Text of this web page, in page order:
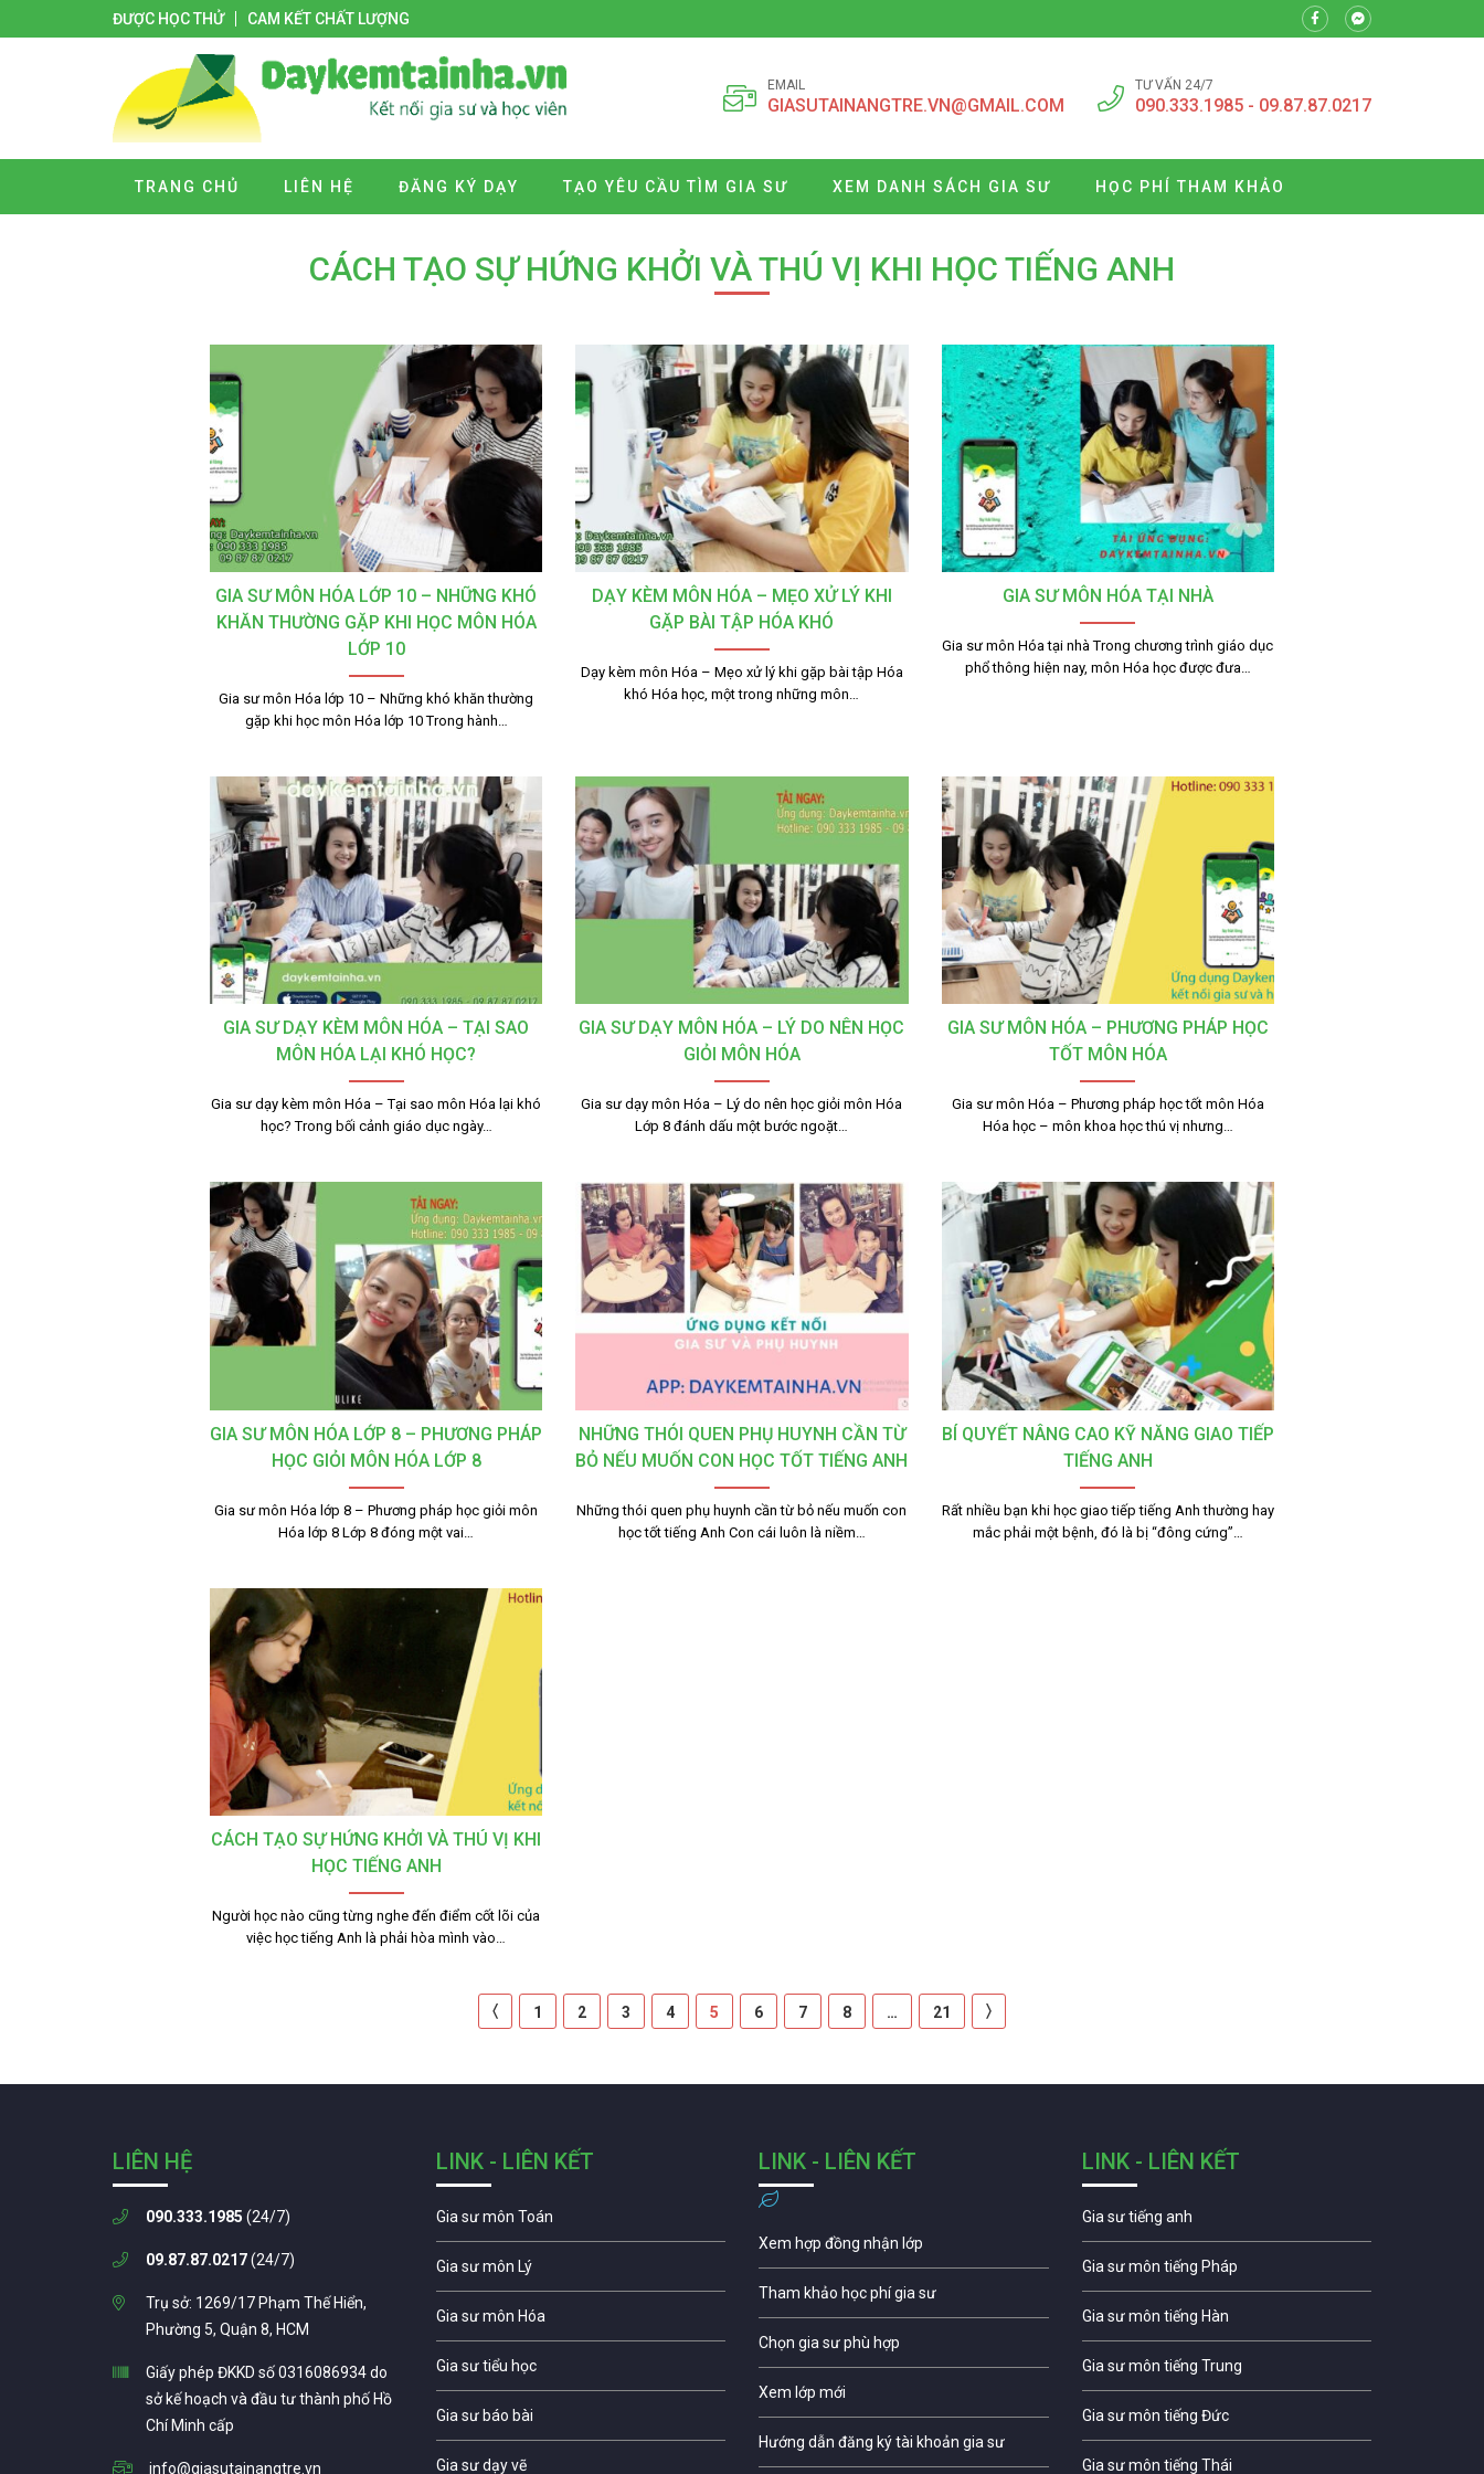
ĐƯỢC HỌC THỬ CAM KẾT CHẤT LƯỢNG
EMAIL
GIASUTAINANGTRE.VN@GMAIL.COM
TƯ VẤN 24/7
090.333.1985 - 09.87.87.0217
TRANG CHỦ LIÊN HỆ ĐĂNG KÝ DẠY TẠO YÊU CẦU TÌM GIA SƯ XEM DANH SÁCH GIA SƯ HỌC PHÍ THAM KHẢO
CÁCH TẠO SỰ HỨNG KHỞI VÀ THÚ VỊ KHI HỌC TIẾNG ANH
GIA SƯ MÔN HÓA LỚP 10 – NHỮNG KHÓ
KHĂN THƯỜNG GẶP KHI HỌC MÔN HÓA
LỚP 10
Gia sư môn Hóa lớp 10 – Những khó khăn thường
gặp khi học môn Hóa lớp 10 Trong hành…
DẠY KÈM MÔN HÓA – MẸO XỬ LÝ KHI
GẶP BÀI TẬP HÓA KHÓ
Dạy kèm môn Hóa – Mẹo xử lý khi gặp bài tập Hóa
khó Hóa học, một trong những môn…
GIA SƯ MÔN HÓA TẠI NHÀ
Gia sư môn Hóa tại nhà Trong chương trình giáo dục
phổ thông hiện nay, môn Hóa học được đưa…
GIA SƯ DẠY KÈM MÔN HÓA – TẠI SAO
MÔN HÓA LẠI KHÓ HỌC?
Gia sư dạy kèm môn Hóa – Tại sao môn Hóa lại khó
học? Trong bối cảnh giáo dục ngày…
GIA SƯ DẠY MÔN HÓA – LÝ DO NÊN HỌC
GIỎI MÔN HÓA
Gia sư dạy môn Hóa – Lý do nên học giỏi môn Hóa
Lớp 8 đánh dấu một bước ngoặt…
GIA SƯ MÔN HÓA – PHƯƠNG PHÁP HỌC
TỐT MÔN HÓA
Gia sư môn Hóa – Phương pháp học tốt môn Hóa
Hóa học – môn khoa học thú vị nhưng…
GIA SƯ MÔN HÓA LỚP 8 – PHƯƠNG PHÁP
HỌC GIỎI MÔN HÓA LỚP 8
Gia sư môn Hóa lớp 8 – Phương pháp học giỏi môn
Hóa lớp 8 Lớp 8 đóng một vai…
NHỮNG THÓI QUEN PHỤ HUYNH CẦN TỪ
BỎ NẾU MUỐN CON HỌC TỐT TIẾNG ANH
Những thói quen phụ huynh cần từ bỏ nếu muốn con
học tốt tiếng Anh Con cái luôn là niềm…
BÍ QUYẾT NÂNG CAO KỸ NĂNG GIAO TIẾP
TIẾNG ANH
Rất nhiều bạn khi học giao tiếp tiếng Anh thường hay
mắc phải một bệnh, đó là bị “đông cứng”…
CÁCH TẠO SỰ HỨNG KHỞI VÀ THÚ VỊ KHI
HỌC TIẾNG ANH
Người học nào cũng từng nghe đến điểm cốt lõi của
việc học tiếng Anh là phải hòa mình vào…
〈 1 2 3 4 5 6 7 8 … 21 〉
LIÊN HỆ
090.333.1985 (24/7)
09.87.87.0217(24/7)
Trụ sở: 1269/17 Phạm Thế Hiển,
Phường 5, Quận 8, HCM
Giấy phép ĐKKD số 0316086934 do
sở kế hoạch và đầu tư thành phố Hồ
Chí Minh cấp
info@giasutainangtre.vn
LINK - LIÊN KẾT
Gia sư môn Toán
Gia sư môn Lý
Gia sư môn Hóa
Gia sư tiểu học
Gia sư báo bài
Gia sư dạy vẽ
LINK - LIÊN KẾT
Xem hợp đồng nhận lớp
Tham khảo học phí gia sư
Chọn gia sư phù hợp
Xem lớp mới
Hướng dẫn đăng ký tài khoản gia sư
LINK - LIÊN KẾT
Gia sư tiếng anh
Gia sư môn tiếng Pháp
Gia sư môn tiếng Hàn
Gia sư môn tiếng Trung
Gia sư môn tiếng Đức
Gia sư môn tiếng Thái